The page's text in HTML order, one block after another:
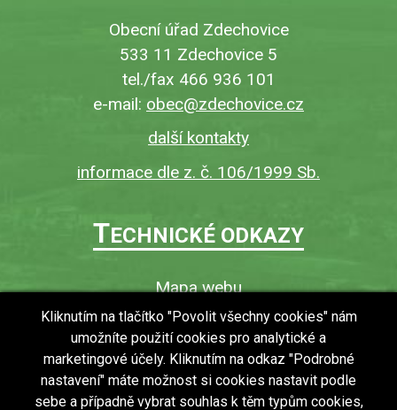
Obecní úřad Zdechovice
533 11 Zdechovice 5
tel./fax 466 936 101
e-mail: obec@zdechovice.cz
další kontakty
informace dle z. č. 106/1999 Sb.
TECHNICKÉ ODKAZY
Mapa webu
O webu
Povinně zveřejňované informace
Ochrana osobních údajů (GDPR)
Vyhledávání
Kliknutím na tlačítko "Povolit všechny cookies" nám
umožníte použití cookies pro analytické a
marketingové účely. Kliknutím na odkaz "Podrobné
nastavení" máte možnost si cookies nastavit podle
sebe a případně vybrat souhlas k těm typům cookies,